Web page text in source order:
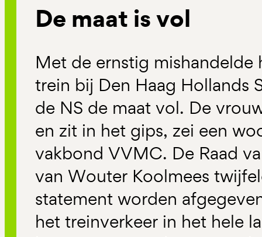
De maat is vol
Met de ernstig
trein bij Den Haag Hollands
de NS de maat vol. De
en zit in het gips, zei een
vakbond VVMC. De Raad
van Wouter Koolmees
statement worden
het treinverkeer in het hele